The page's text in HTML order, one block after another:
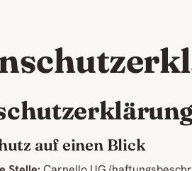
auf einen Blick